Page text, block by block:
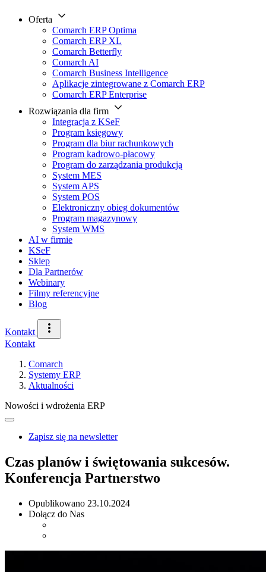
Oferta
Comarch ERP Optima
Comarch ERP XL
Comarch Betterfly
Comarch AI
Comarch Business Intelligence
Aplikacje zintegrowane z Comarch ERP
Comarch ERP Enterprise
Rozwiązania dla firm
Integracja z KSeF
Program księgowy
Program dla biur rachunkowych
Program kadrowo-płacowy
Program do zarządzania produkcją
System MES
System APS
System POS
Elektroniczny obieg dokumentów
Program magazynowy
System WMS
AI w firmie
KSeF
Sklep
Dla Partnerów
Webinary
Filmy referencyjne
Blog
Kontakt
Kontakt
Comarch
Systemy ERP
Aktualności
Nowości i wdrożenia ERP
Zapisz się na newsletter
Czas planów i świętowania sukcesów.
Konferencja Partnerstwo
Opublikowano 23.10.2024
Dołącz do Nas